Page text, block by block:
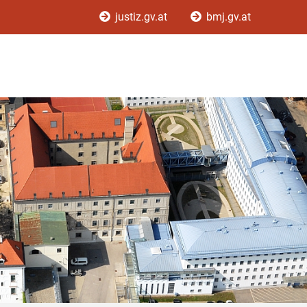
justiz.gv.at bmj.gv.at